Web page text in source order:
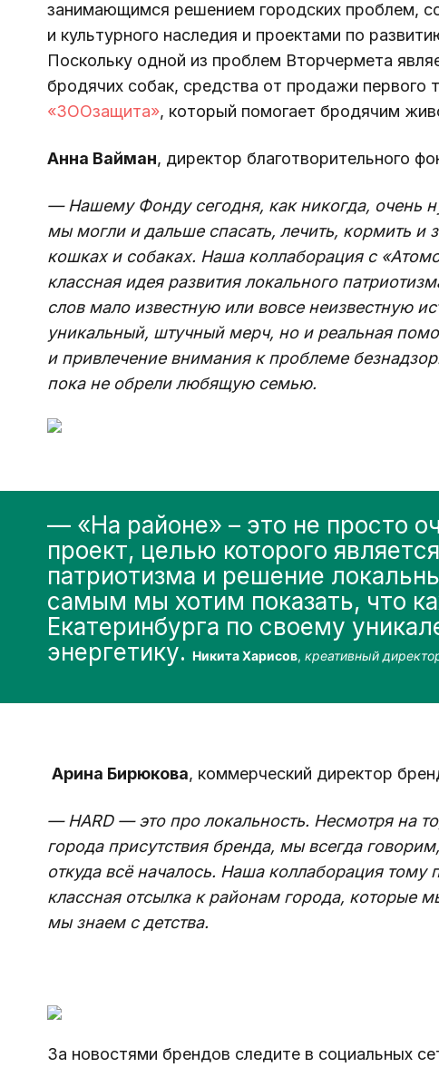
занимающимся решением городских проблем,
и культурного наследия и проектами по
Поскольку одной из проблем Вторчермета
бродячих собак, средства от продажи первого
«ЗООзащита», который помогает бродячим
Анна Вайман, директор благотворительного
— Нашему Фонду сегодня, как никогда, очень
мы могли и дальше спасать, лечить, кормить и
кошках и собаках. Наша коллаборация с
классная идея развития локального
слов мало известную или вовсе неизвестную
уникальный, штучный мерч, но и реальная
и привлечение внимания к проблеме
пока не обрели любящую семью.
— «На районе» – это не просто
проект, целью которого
патриотизма и решение
самым мы хотим показать, что
Екатеринбурга по своему
энергетику. Никита Харисов, креативный
Арина Бирюкова, коммерческий директор
— HARD — это про локальность. Несмотря на
города присутствия бренда, мы всегда
откуда всё началось. Наша коллаборация тому
классная отсылка к районам города, которые
мы знаем с детства.
За новостями брендов следите в социальных